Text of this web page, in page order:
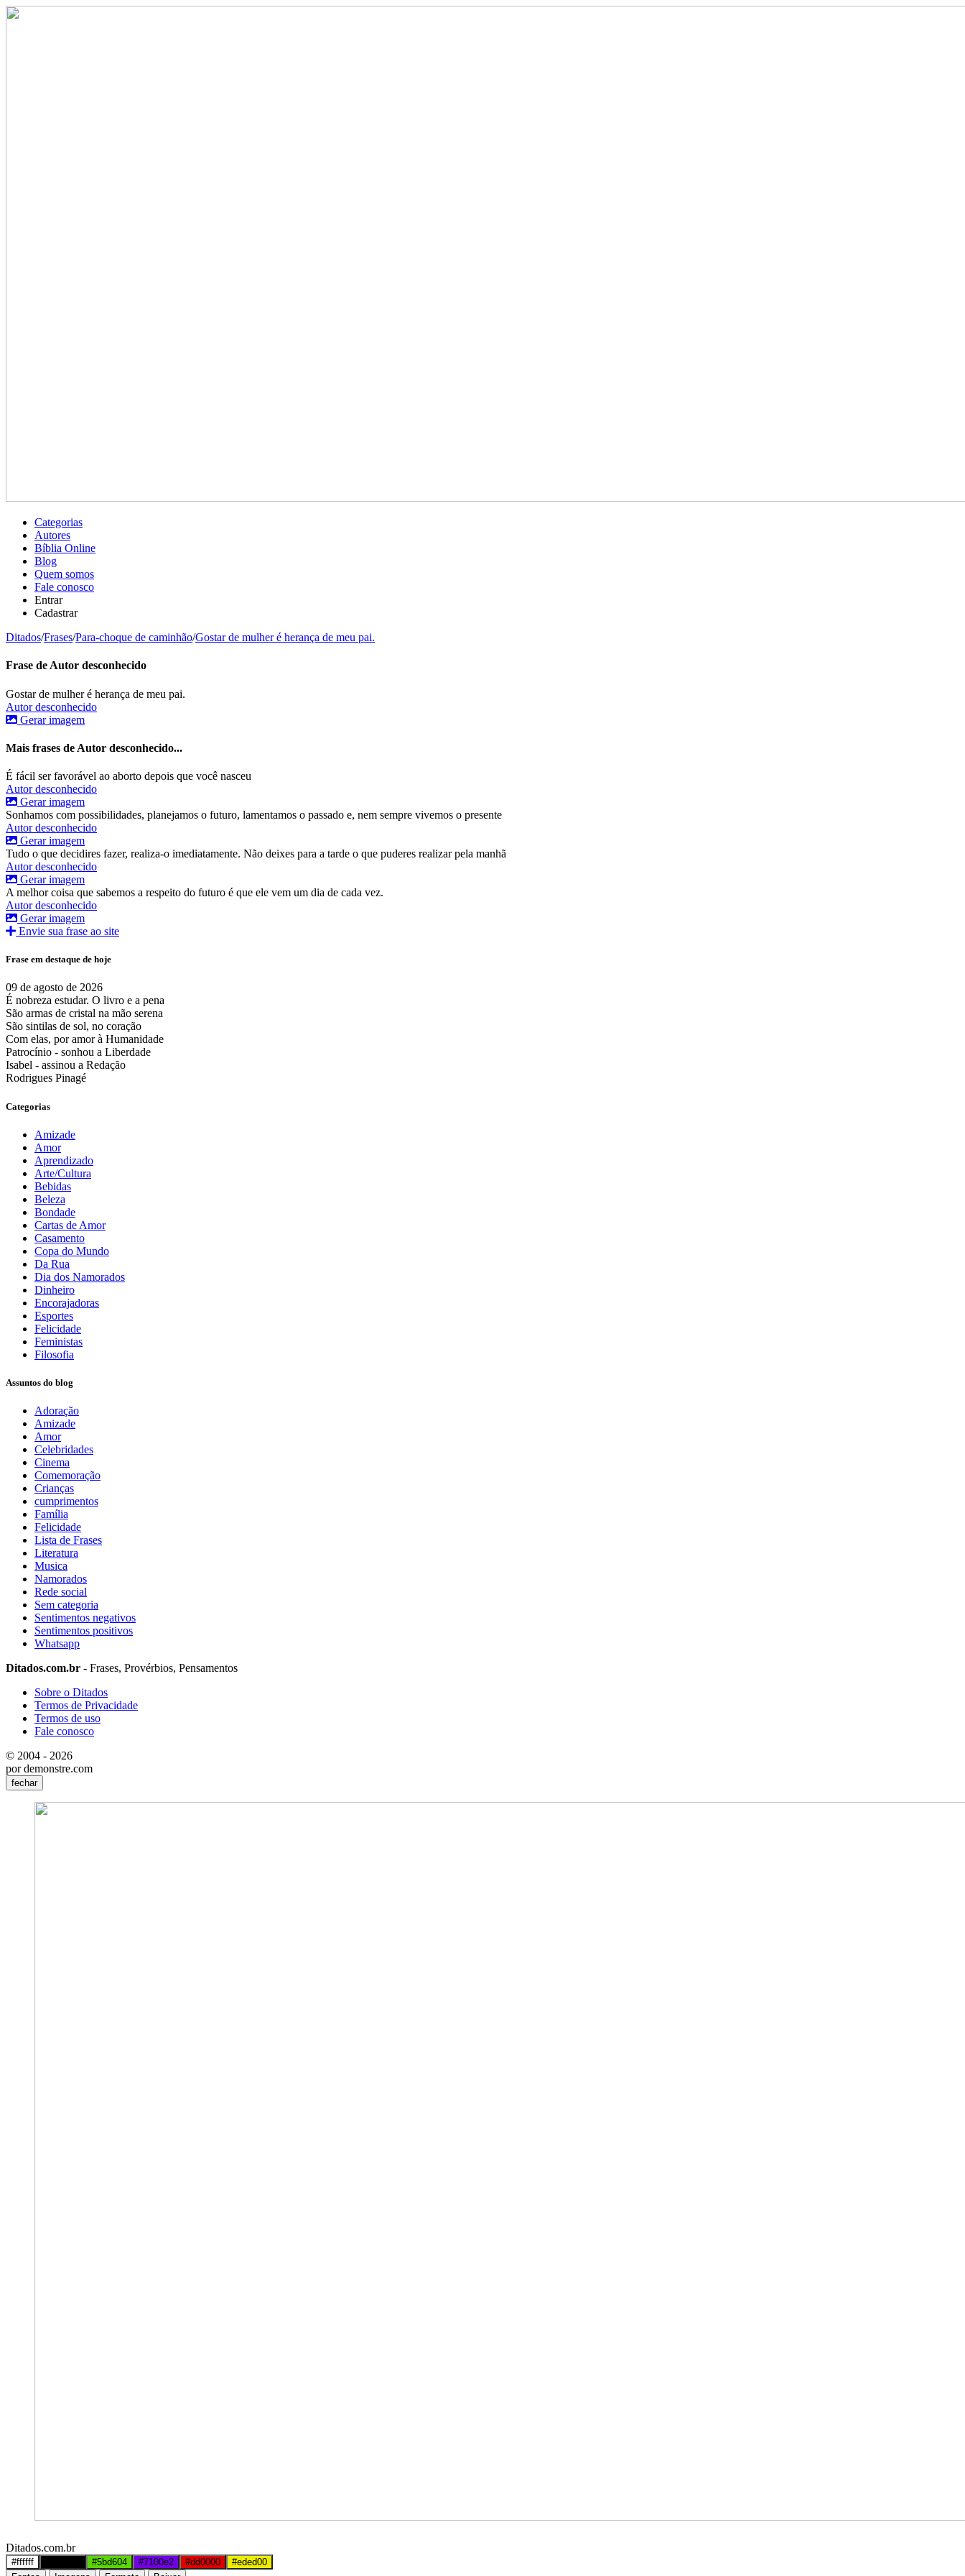
Categorias
Autores
Bíblia Online
Blog
Quem somos
Fale conosco
Entrar
Cadastrar
Ditados/Frases/Para-choque de caminhão/Gostar de mulher é herança de meu pai.
Frase de Autor desconhecido
Gostar de mulher é herança de meu pai.
Autor desconhecido
Gerar imagem
Mais frases de Autor desconhecido...
É fácil ser favorável ao aborto depois que você nasceu
Autor desconhecido
Gerar imagem
Sonhamos com possibilidades, planejamos o futuro, lamentamos o passado e, nem sempre vivemos o presente
Autor desconhecido
Gerar imagem
Tudo o que decidires fazer, realiza-o imediatamente. Não deixes para a tarde o que puderes realizar pela manhã
Autor desconhecido
Gerar imagem
A melhor coisa que sabemos a respeito do futuro é que ele vem um dia de cada vez.
Autor desconhecido
Gerar imagem
Envie sua frase ao site
Frase em destaque de hoje
09 de agosto de 2026
É nobreza estudar. O livro e a pena
São armas de cristal na mão serena
São sintilas de sol, no coração
Com elas, por amor à Humanidade
Patrocínio - sonhou a Liberdade
Isabel - assinou a Redação
Rodrigues Pinagé
Categorias
Amizade
Amor
Aprendizado
Arte/Cultura
Bebidas
Beleza
Bondade
Cartas de Amor
Casamento
Copa do Mundo
Da Rua
Dia dos Namorados
Dinheiro
Encorajadoras
Esportes
Felicidade
Feministas
Filosofia
Assuntos do blog
Adoração
Amizade
Amor
Celebridades
Cinema
Comemoração
Crianças
cumprimentos
Família
Felicidade
Lista de Frases
Literatura
Musica
Namorados
Rede social
Sem categoria
Sentimentos negativos
Sentimentos positivos
Whatsapp
Ditados.com.br - Frases, Provérbios, Pensamentos
Sobre o Ditados
Termos de Privacidade
Termos de uso
Fale conosco
© 2004 - 2026
por demonstre.com
fechar
Ditados.com.br
#ffffff #5bd604 #7100e2 #dd0000
#eded00